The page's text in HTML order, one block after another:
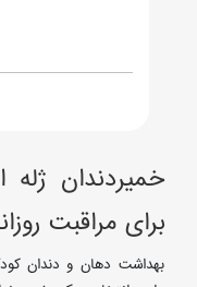
خمیردندان
برای مراقبت
بهداشت دهان و دندان